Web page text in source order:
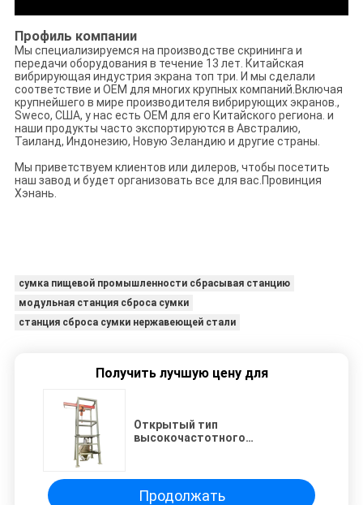
Профиль компании
Мы специализируемся на производстве скрининга и
передачи оборудования в течение 13 лет. Китайская
вибрирующая индустрия экрана топ три. И мы сделали
соответствие и OEM для многих крупных компаний.Включая
крупнейшего в мире производителя вибрирующих экранов.,
Sweco, США, у нас есть OEM для его Китайского региона. и
наши продукты часто экспортируются в Австралию,
Таиланд, Индонезию, Новую Зеландию и другие страны.
Мы приветствуем клиентов или дилеров, чтобы посетить
наш завод и будет организовать все для вас.Провинция
Хэнань.
сумка пищевой промышленности сбрасывая станцию
модульная станция сброса сумки
станция сброса сумки нержавеющей стали
Получить лучшую цену для
Открытый тип
высокочастотного
Продолжать